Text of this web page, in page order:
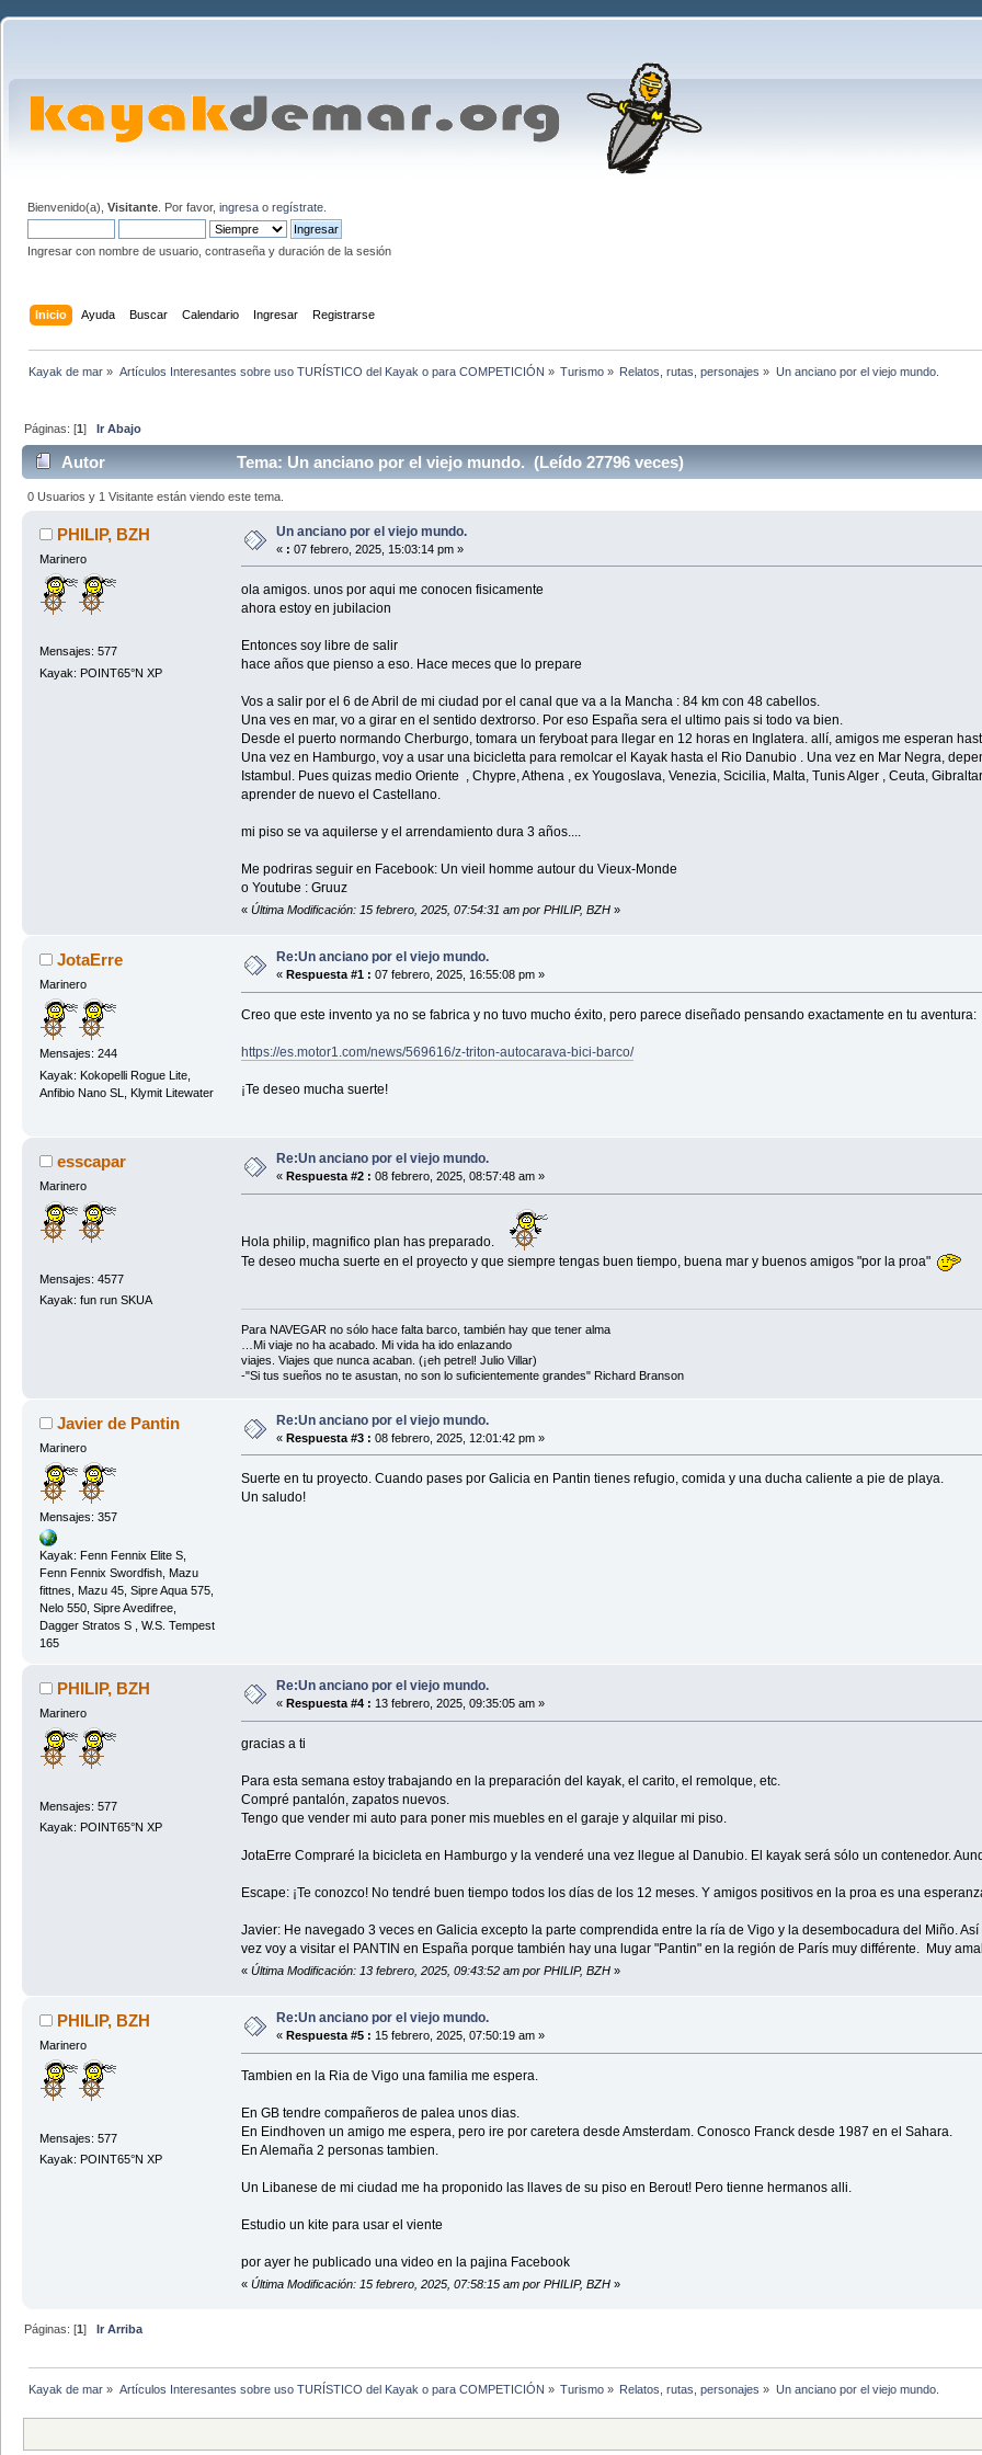
Bienvenido(a), Visitante . Por favor, ingresa o regístrate
Ingresar con nombre de usuario, contraseña y duración de la sesión
Inicio Ayuda Buscar Calendario Ingresar Registrarse
Kayak de mar » Artículos Interesantes sobre uso TURÍSTICO del Kayak o para COMPETICIÓN » Turismo» Relatos, rutas, personajes » Un anciano por el viejo mundo.
Páginas: [1]Ir Abajo
Autor Tema: Un anciano por el viejo mundo. (Leído 27796 veces)
0 Usuarios y 1 Visitante están viendo este tema.
PHILIP, BZH
Marinero
Mensajes: 577
Kayak: POINT65°N XP
Un anciano por el viejo mundo.
« : 07 febrero, 2025, 15:03:14 pm »
ola amigos. unos por aqui me conocen fisicamente
ahora estoy en jubilacion
Entonces soy libre de salir
hace años que pienso a eso. Hace meces que lo prepare
Vos a salir por el 6 de Abril de mi ciudad por el canal que va a la Mancha : 84 km con 48 cabellos.
Una ves en mar, vo a girar en el sentido dextrorso. Por eso España sera el ultimo pais si todo va bien.
Desde el puerto normando Cherburgo, tomara un feryboat para llegar en 12 horas en Inglatera. allí, amigos me esperan
Una vez en Hamburgo, voy a usar una bicicletta para remolcar el Kayak hasta el Rio Danubio . Una vez en Mar Negra,
Istambul. Pues quizas medio Oriente , Chypre, Athena , ex Yougoslava, Venezia, Scicilia, Malta, Tunis Alger , Ceuta,
aprender de nuevo el Castellano.
mi piso se va aquilerse y el arrendamiento dura 3 años....
Me podriras seguir en Facebook: Un vieil homme autour du Vieux-Monde
o Youtube : Gruuz
« Última Modificación: 15 febrero, 2025, 07:54:31 am por PHILIP, BZH»
JotaErre
Marinero
Mensajes: 244
Kayak: Kokopelli Rogue Lite,
Anfibio Nano SL, Klymit Litewater
Re:Un anciano por el viejo mundo.
« Respuesta #1 : 07 febrero, 2025, 16:55:08 pm »
Creo que este invento ya no se fabrica y no tuvo mucho éxito, pero parece diseñado pensando exactamente en tu aventura:
https://es.motor1.com/news/569616/z-triton-autocarava-bici-barco/
¡Te deseo mucha suerte!
esscapar
Marinero
Mensajes: 4577
Kayak: fun run SKUA
Re:Un anciano por el viejo mundo.
« Respuesta #2 : 08 febrero, 2025, 08:57:48 am »
Hola philip, magnifico plan has preparado.
Te deseo mucha suerte en el proyecto y que siempre tengas buen tiempo, buena mar y buenos amigos "por la proa"
Para NAVEGAR no sólo hace falta barco, también hay que tener alma
…Mi viaje no ha acabado. Mi vida ha ido enlazando
viajes. Viajes que nunca acaban. (¡eh petrel! Julio Villar)
-"Si tus sueños no te asustan, no son lo suficientemente grandes" Richard Branson
Javier de Pantin
Marinero
Mensajes: 357
Kayak: Fenn Fennix Elite S,
Fenn Fennix Swordfish, Mazu
fittnes, Mazu 45, Sipre Aqua 575,
Nelo 550, Sipre Avedifree,
Dagger Stratos S , W.S. Tempest
165
Re:Un anciano por el viejo mundo.
« Respuesta #3 : 08 febrero, 2025, 12:01:42 pm »
Suerte en tu proyecto. Cuando pases por Galicia en Pantin tienes refugio, comida y una ducha caliente a pie de playa.
Un saludo!
PHILIP, BZH
Marinero
Mensajes: 577
Kayak: POINT65°N XP
Re:Un anciano por el viejo mundo.
« Respuesta #4 : 13 febrero, 2025, 09:35:05 am »
gracias a ti
Para esta semana estoy trabajando en la preparación del kayak, el carito, el remolque, etc.
Compré pantalón, zapatos nuevos.
Tengo que vender mi auto para poner mis muebles en el garaje y alquilar mi piso.
JotaErre Compraré la bicicleta en Hamburgo y la venderé una vez llegue al Danubio. El kayak será sólo un contenedor.
Escape: ¡Te conozco! No tendré buen tiempo todos los días de los 12 meses. Y amigos positivos en la proa es una
Javier: He navegado 3 veces en Galicia excepto la parte comprendida entre la ría de Vigo y la desembocadura del Miño.
vez voy a visitar el PANTIN en España porque también hay una lugar "Pantin" en la región de París muy différente. Muy
« Última Modificación: 13 febrero, 2025, 09:43:52 am por PHILIP, BZH»
PHILIP, BZH
Marinero
Mensajes: 577
Kayak: POINT65°N XP
Re:Un anciano por el viejo mundo.
« Respuesta #5 : 15 febrero, 2025, 07:50:19 am »
Tambien en la Ria de Vigo una familia me espera.
En GB tendre compañeros de palea unos dias.
En Eindhoven un amigo me espera, pero ire por caretera desde Amsterdam. Conosco Franck desde 1987 en el Sahara.
En Alemaña 2 personas tambien.
Un Libanese de mi ciudad me ha proponido las llaves de su piso en Berout! Pero tienne hermanos alli.
Estudio un kite para usar el viente
por ayer he publicado una video en la pajina Facebook
« Última Modificación: 15 febrero, 2025, 07:58:15 am por PHILIP, BZH»
Páginas: [1]
Ir Arriba
Kayak de mar » Artículos Interesantes sobre uso TURÍSTICO del Kayak o para COMPETICIÓN » Turismo» Relatos, rutas, personajes » Un anciano por el viejo mundo.